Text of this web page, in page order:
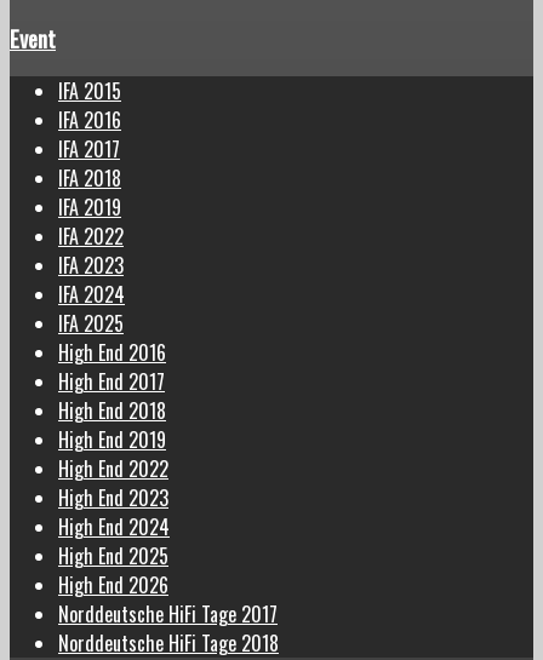
Event
IFA 2015
IFA 2016
IFA 2017
IFA 2018
IFA 2019
IFA 2022
IFA 2023
IFA 2024
IFA 2025
High End 2016
High End 2017
High End 2018
High End 2019
High End 2022
High End 2023
High End 2024
High End 2025
High End 2026
Norddeutsche HiFi Tage 2017
Norddeutsche HiFi Tage 2018